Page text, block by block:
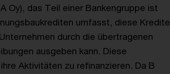
Oy), das Teil einer Bankengruppe ist
umfasst, diese Kredite
durch die übertragenen
ausgeben kann. Diese
Aktivitäten zu refinanzieren. Da B